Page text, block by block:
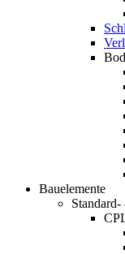
Bauelemente